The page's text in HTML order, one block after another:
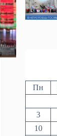
Пн
3
10